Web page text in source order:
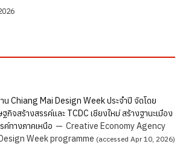
น Chiang Mai Design Week ประจำปี จัดโดย
กิจสร้างสรรค์และ TCDC เชียงใหม่ สร้างฐานะเมือง
ค์ทางภาคเหนือ — Creative Economy Agency
Week programme (accessed Apr 10, 2026)